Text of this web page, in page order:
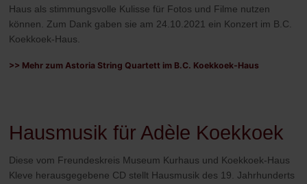
Haus als stimmungsvolle Kulisse für Fotos und Filme nutzen
können. Zum Dank gaben sie am 24.10.2021 ein Konzert im B.C.
Koekkoek-Haus.
>> Mehr zum Astoria String Quartett im B.C. Koekkoek-Haus
Hausmusik für Adèle Koekkoek
Diese vom Freundeskreis Museum Kurhaus und Koekkoek-Haus
Kleve herausgegebene CD stellt Hausmusik des 19. Jahrhunderts